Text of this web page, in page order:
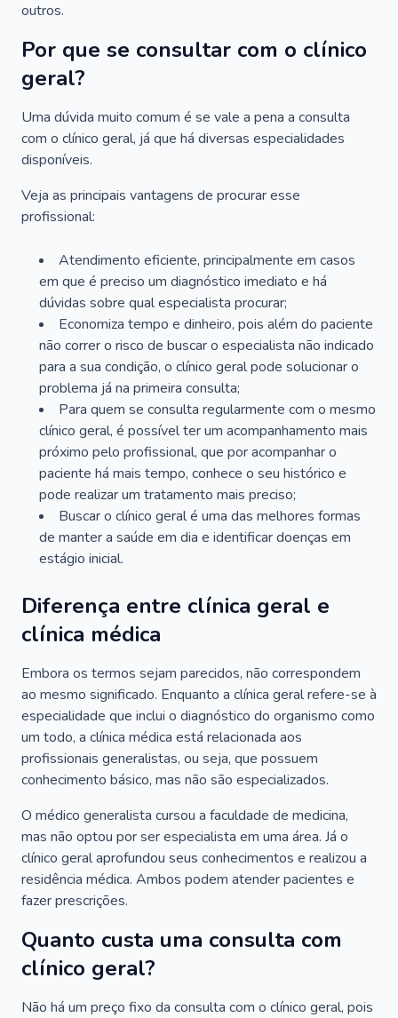
outros.
Por que se consultar com o clínico
geral?
Uma dúvida muito comum é se vale a pena a consulta
com o clínico geral, já que há diversas especialidades
disponíveis.
Veja as principais vantagens de procurar esse
profissional:
Atendimento eficiente, principalmente em casos
em que é preciso um diagnóstico imediato e há
dúvidas sobre qual especialista procurar;
Economiza tempo e dinheiro, pois além do paciente
não correr o risco de buscar o especialista não indicado
para a sua condição, o clínico geral pode solucionar o
problema já na primeira consulta;
Para quem se consulta regularmente com o mesmo
clínico geral, é possível ter um acompanhamento mais
próximo pelo profissional, que por acompanhar o
paciente há mais tempo, conhece o seu histórico e
pode realizar um tratamento mais preciso;
Buscar o clínico geral é uma das melhores formas
de manter a saúde em dia e identificar doenças em
estágio inicial.
Diferença entre clínica geral e
clínica médica
Embora os termos sejam parecidos, não correspondem
ao mesmo significado. Enquanto a clínica geral refere-se à
especialidade que inclui o diagnóstico do organismo como
um todo, a clínica médica está relacionada aos
profissionais generalistas, ou seja, que possuem
conhecimento básico, mas não são especializados.
O médico generalista cursou a faculdade de medicina,
mas não optou por ser especialista em uma área. Já o
clínico geral aprofundou seus conhecimentos e realizou a
residência médica. Ambos podem atender pacientes e
fazer prescrições.
Quanto custa uma consulta com
clínico geral?
Não há um preço fixo da consulta com o clínico geral, pois